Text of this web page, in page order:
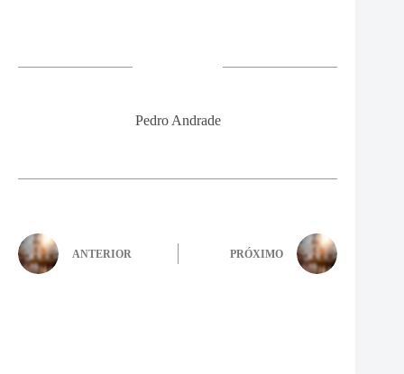
Pedro Andrade
ANTERIOR PRÓXIMO